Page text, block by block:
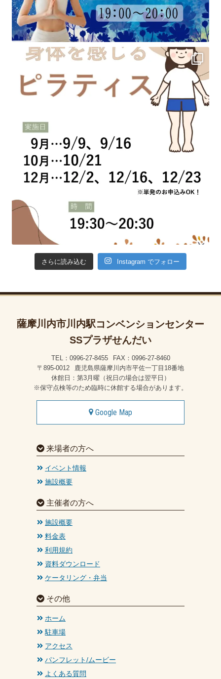
さらに読み込む Instagram でフォロー
薩摩川内市川内駅コンベンションセンター
SSプラザせんだい
TEL：0996-27-8455
FAX：0996-27-8460
〒895-0012
鹿児島県薩摩川内市平佐一丁目18番地
休館日：第3月曜（祝日の場合は翌平日）
※保守点検等のため臨時に休館する場合があります。
Google Map
来場者の方へ
イベント情報
施設概要
主催者の方へ
施設概要
料金表
利用規約
資料ダウンロード
ケータリング・弁当
その他
ホーム
駐車場
アクセス
パンフレット/ムービー
よくある質問